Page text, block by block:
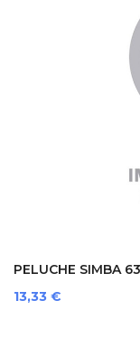
PELUCHE SIMBA
Prezzo
13,33 €